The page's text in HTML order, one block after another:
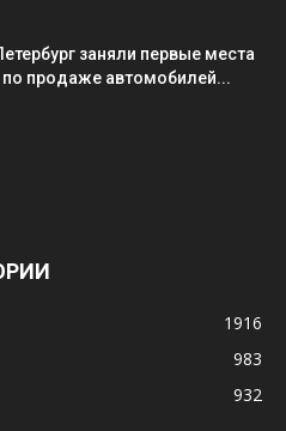
заняли первые места
по продаже автомобилей...
1916
983
932